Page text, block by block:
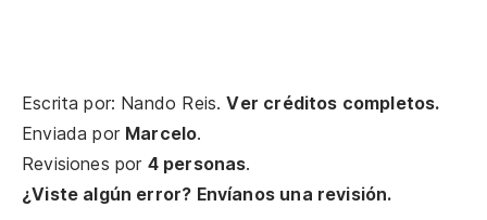
Escrita por: Nando Reis.Ver créditos completos.
Enviada por Marcelo.
Revisiones por 4 personas.
¿Viste algún error? Envíanos una revisión.